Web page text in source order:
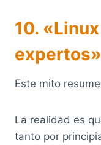
10.
expertos»
Este mito
La realidad es
tanto por